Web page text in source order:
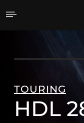
HDL 28-A
TOURING
HDL